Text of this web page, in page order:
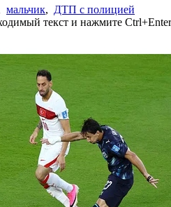
мальчик, ДТП с полицией
текст и нажмите